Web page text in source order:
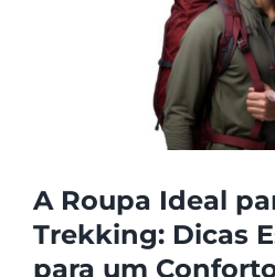
Para
Loja
A Roupa Ideal
Trekking: Dicas
para um